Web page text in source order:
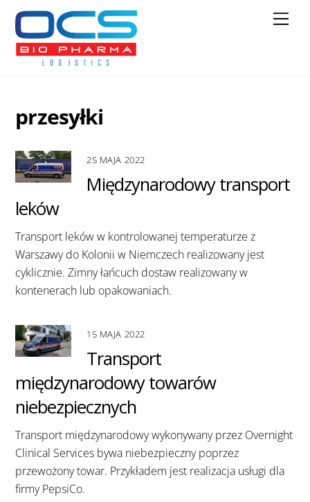
Skip
content
przesyłki
25 MAJA 2022
Międzynarodowy transport
leków
Transport leków w kontrolowanej temperaturze z
Warszawy do Kolonii w Niemczech realizowany jest
cyklicznie. Zimny łańcuch dostaw realizowany w
kontenerach lub opakowaniach.
15 MAJA 2022
Transport
międzynarodowy towarów
niebezpiecznych
Transport międzynarodowy wykonywany przez Overnight
Clinical Services bywa niebezpieczny poprzez
przewożony towar. Przykładem jest realizacja usługi dla
firmy PepsiCo.